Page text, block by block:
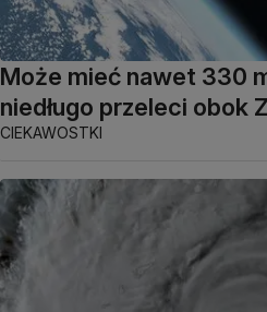
Może mieć nawet 330
niedługo przeleci obok
CIEKAWOSTKI